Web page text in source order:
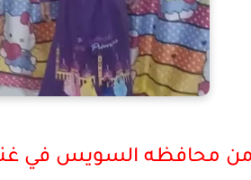
من محافظه السويس في